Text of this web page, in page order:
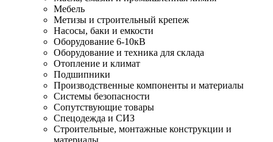
Мебель
Метизы и строительный крепеж
Насосы, баки и емкости
Оборудование 6-10кВ
Оборудование и техника для склада
Отопление и климат
Подшипники
Производственные компоненты и материалы
Системы безопасности
Сопутствующие товары
Спецодежда и СИЗ
Строительные, монтажные конструкции и